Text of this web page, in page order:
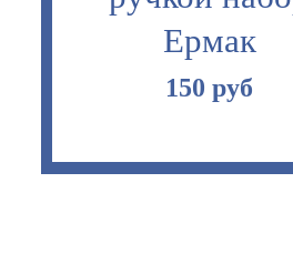
Ермак
150 руб